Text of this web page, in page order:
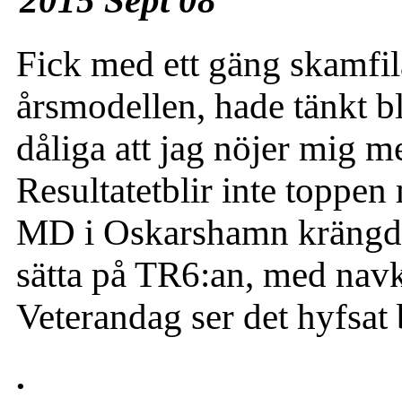
Fick med ett gäng
årsmodellen, hade tänkt
dåliga att jag nöjer mig
Resultatetblir inte toppen
MD i Oskarshamn
sätta på TR6:an, med
Veterandag ser det hyfsat
.